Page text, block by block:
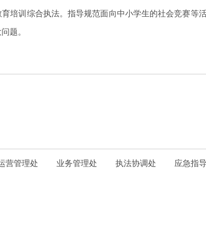
培训综合执法。指导规范面向中小学生的社会竞赛等
题。
管理处 业务管理处 执法协调处 应急指导